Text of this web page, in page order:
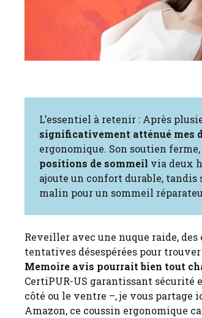
L’essentiel à retenir : Après
significativement atténué mes
ergonomique. Son soutien
positions de sommeil via deux
ajoute un confort durable,
malin pour un sommeil
Reveiller avec une nuque raide,
tentatives désespérées pour
Memoire avis pourrait bien tout
CertiPUR-US garantissant sécurité
côté ou le ventre –, je vous partage
Amazon, ce coussin ergonomique